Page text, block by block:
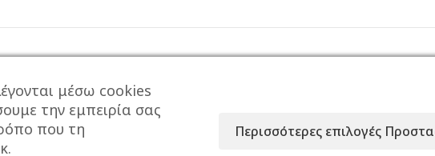
το Google Analytics για τη συλλογή μη-προσωπικών
μέσω cookies
την εμπειρία σας
που τη
Περισσότερες επιλογές